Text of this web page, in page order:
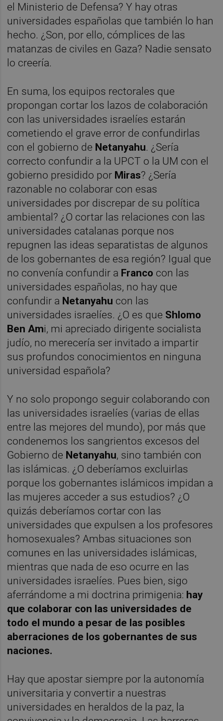
el Ministerio de Defensa? Y hay otras
universidades españolas que también lo han
hecho. ¿Son, por ello, cómplices de las
matanzas de civiles en Gaza? Nadie sensato
lo creería.
En suma, los equipos rectorales que
propongan cortar los lazos de colaboración
con las universidades israelíes estarán
cometiendo el grave error de confundirlas
con el gobierno de Netanyahu. ¿Sería
correcto confundir a la UPCT o la UM con el
gobierno presidido por Miras? ¿Sería
razonable no colaborar con esas
universidades por discrepar de su política
ambiental? ¿O cortar las relaciones con las
universidades catalanas porque nos
repugnen las ideas separatistas de algunos
de los gobernantes de esa región? Igual que
no convenía confundir a Franco con las
universidades españolas, no hay que
confundir a Netanyahu con las
universidades israelíes. ¿O es que Shlomo
Ben Ami, mi apreciado dirigente socialista
judío, no merecería ser invitado a impartir
sus profundos conocimientos en ninguna
universidad española?
Y no solo propongo seguir colaborando con
las universidades israelíes (varias de ellas
entre las mejores del mundo), por más que
condenemos los sangrientos excesos del
Gobierno de Netanyahu, sino también con
las islámicas. ¿O deberíamos excluirlas
porque los gobernantes islámicos impidan a
las mujeres acceder a sus estudios? ¿O
quizás deberíamos cortar con las
universidades que expulsen a los profesores
homosexuales? Ambas situaciones son
comunes en las universidades islámicas,
mientras que nada de eso ocurre en las
universidades israelíes. Pues bien, sigo
aferrándome a mi doctrina primigenia: hay
que colaborar con las universidades de
todo el mundo a pesar de las posibles
aberraciones de los gobernantes de sus
naciones.
Hay que apostar siempre por la autonomía
universitaria y convertir a nuestras
universidades en heraldos de la paz, la